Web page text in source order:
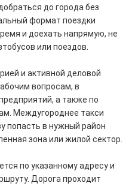
до города без
формат поездки
и доехать напрямую, не
или поездов.
и активной деловой
вопросам, в
а также по
Междугороднее такси
попасть в нужный район
зона или жилой сектор.
по указанному адресу и
Дорога проходит